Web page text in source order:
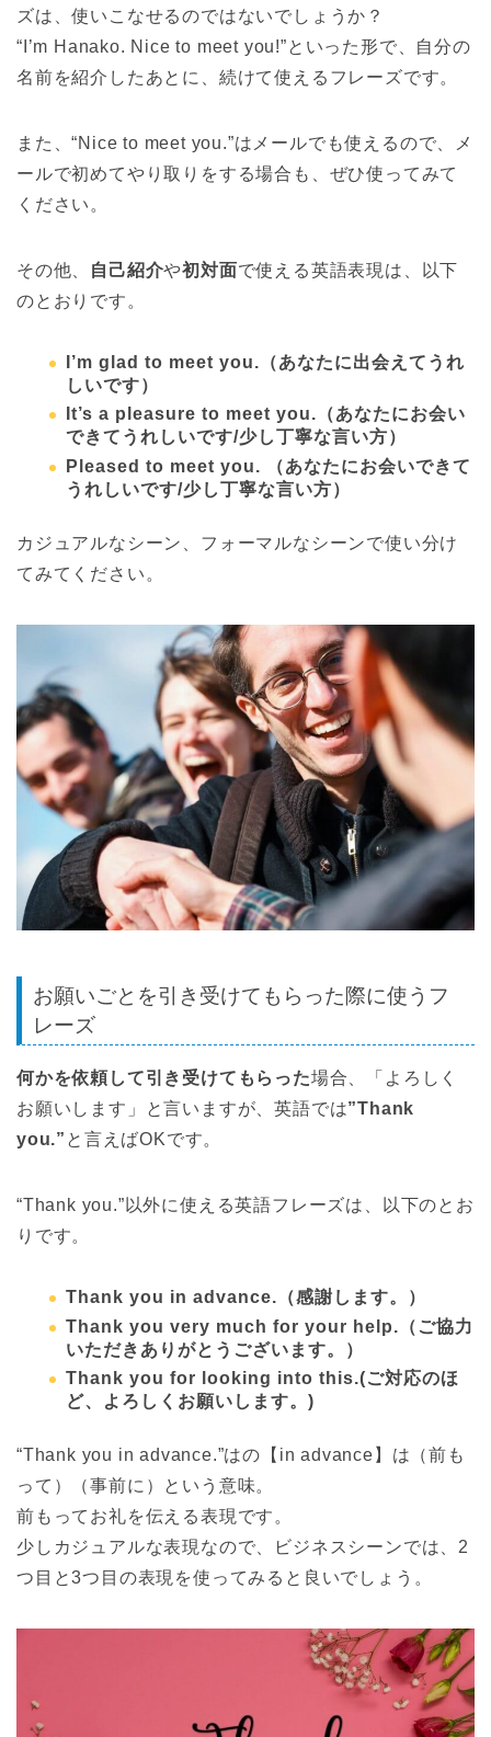
ズは、使いこなせるのではないでしょうか？
“I’m Hanako. Nice to meet you!”といった形で、自分の
名前を紹介したあとに、続けて使えるフレーズです。
また、“Nice to meet you.”はメールでも使えるので、メ
ールで初めてやり取りをする場合も、ぜひ使ってみて
ください。
その他、 自己紹介や初対面で使える英語表現は、以下
のとおりです。
I’m glad to meet you. （あなたに出会えてうれ
しいです）
It’s a pleasure to meet you. （あなたにお会い
できてうれしいです/少し丁寧な言い方）
Pleased to meet you.
（あなたにお会いできて
うれしいです/少し丁寧な言い方）
カジュアルなシーン、フォーマルなシーンで使い分け
てみてください。
お願いごとを引き受けてもらった際に使うフ
レーズ
何かを依頼して引き受けてもらった場合、「よろしく
お願いします」と言いますが、英語では”Thank
you.” と言えばOKです。
“Thank you.”以外に使える英語フレーズは、以下のとお
りです。
Thank you in advance. （感謝します。）
Thank you very much for your help. （ご協力
いただきありがとうございます。）
Thank you for looking into this.(ご対応のほ
ど、よろしくお願いします。)
“Thank you in advance.”はの【in advance】は（前も
って）（事前に）という意味。
前もってお礼を伝える表現です。
少しカジュアルな表現なので、ビジネスシーンでは、2
つ目と3つ目の表現を使ってみると良いでしょう。